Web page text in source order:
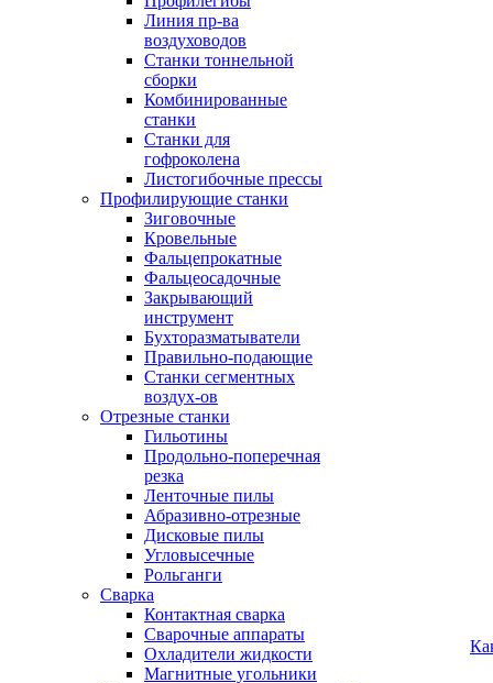
Линия пр-ва
воздуховодов
Станки тоннельной
сборки
Комбинированные
станки
Станки для
гофроколена
Листогибочные прессы
Профилирующие станки
Зиговочные
Кровельные
Фальцепрокатные
Фальцеосадочные
Закрывающий
инструмент
Бухторазматыватели
Правильно-подающие
Станки сегментных
воздух-ов
Отрезные станки
Гильотины
Продольно-поперечная
резка
Ленточные пилы
Абразивно-отрезные
Дисковые пилы
Угловысечные
Рольганги
Сварка
Контактная сварка
Сварочные аппараты
Охладители жидкости
Магнитные угольники